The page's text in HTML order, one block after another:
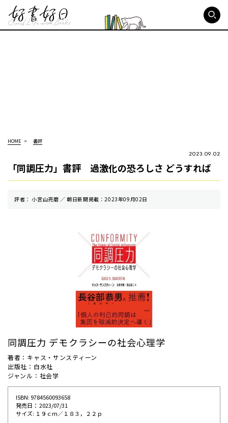
HOME 書評
2023.09.02
「同調圧力」書評 過激化の恐ろしさ どうすれば
評者： 小宮山亮磨 ／ 朝⽇新聞掲載：2023年09月02日
同調圧力 デモクラシーの社会心理学
著者：キャス・サンスティーン
出版社：白水社
ジャンル：社会学
ISBN: 9784560093658
発売⽇： 2023/07/31
サイズ: １９ｃｍ／１８３，２２ｐ